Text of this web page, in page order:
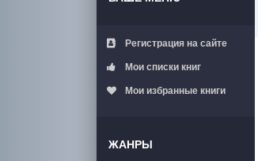
Регистрация на сайте
Мои списки книг
Мои избранные книги
ЖАНРЫ